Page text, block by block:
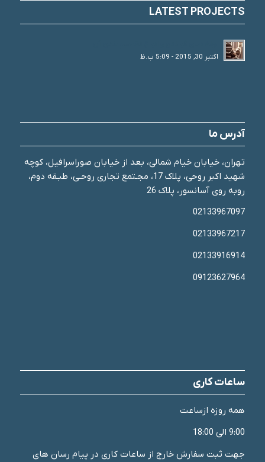
LATEST PROJECTS
اکتبر 30, 2015 - 5:09 ب.ظ
آدرس ما
تهران، خیابان خیام شمالی، بعد از خیابان صوراسرافیل، کوچه
شهید اکبر روحی، پلاک 17، مجـتمع تجاری روحـی، طبـقه دوم،
روبه روی آسانسور، پلاک 26
02133967097
02133967217
02133916914
09123627964
ساعات کاری
همه روزه ازساعت
9:00 الی 18:00
جهت ثبت سفارش خارج از ساعات کاری در پیام رسان های